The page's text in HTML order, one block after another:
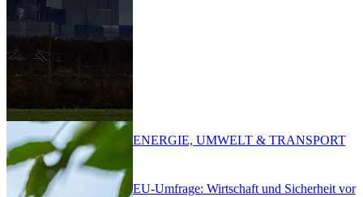
EU-Umfrage: Wirtschaft und Sicherheit vor
ENERGIE, UMWELT & TRANSPORT